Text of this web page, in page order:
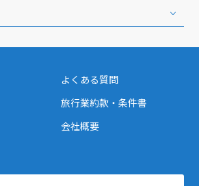
よくある質問
旅行業約款・条件書
会社概要